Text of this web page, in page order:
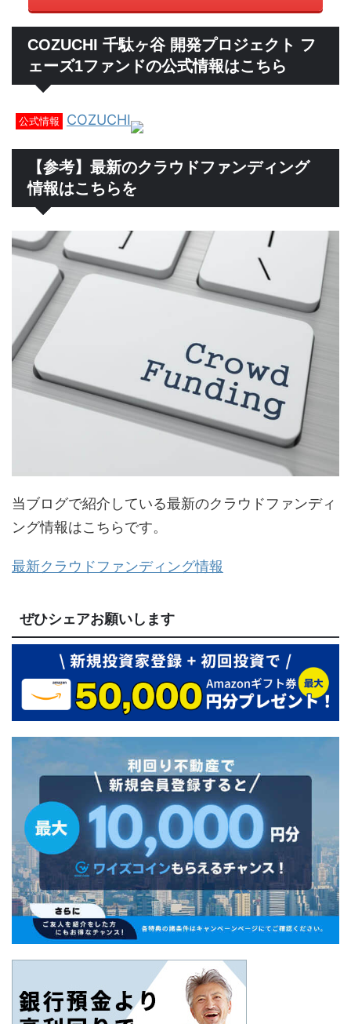
COZUCHI 千駄ヶ谷 開発プロジェクト フ
ェーズ1ファンドの公式情報はこちら
公式情報 COZUCHI
【参考】最新のクラウドファンディング
情報はこちらを
当ブログで紹介している最新のクラウドファンディ
ング情報はこちらです。
最新クラウドファンディング情報
ぜひシェアお願いします